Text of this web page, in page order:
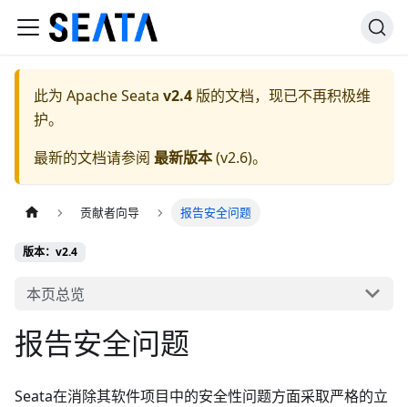
此为 Apache Seata v2.4 版的文档，现已不再积极维
护。
最新的文档请参阅 最新版本(v2.6)。
贡献者向导 报告安全问题
版本：v2.4
本页总览
报告安全问题
Seata在消除其软件项目中的安全性问题方面采取严格的立